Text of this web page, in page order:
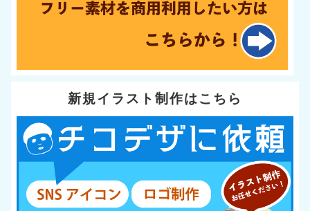
新規イラスト制作はこちら